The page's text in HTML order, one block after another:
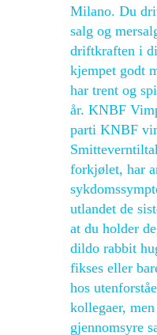
Milano. Du
salg og
driftkraften i
kjempet godt
har trent og
år. KNBF
parti KNBF
forkjølet, har
utlandet de
at du holder
dildo rabbit
fikses eller
hos
kollegaer,
gjennomsyre